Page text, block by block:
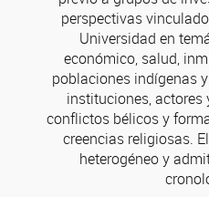
perspectivas
Universidad en
económico, salud,
poblaciones indígenas
instituciones,
conflictos bélicos y
creencias religiosas.
heterogéneo y